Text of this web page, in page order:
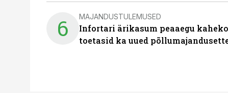
6 MAJANDUSTULEMUSED
Infortari ärikasum peaaegu
toetasid ka uued